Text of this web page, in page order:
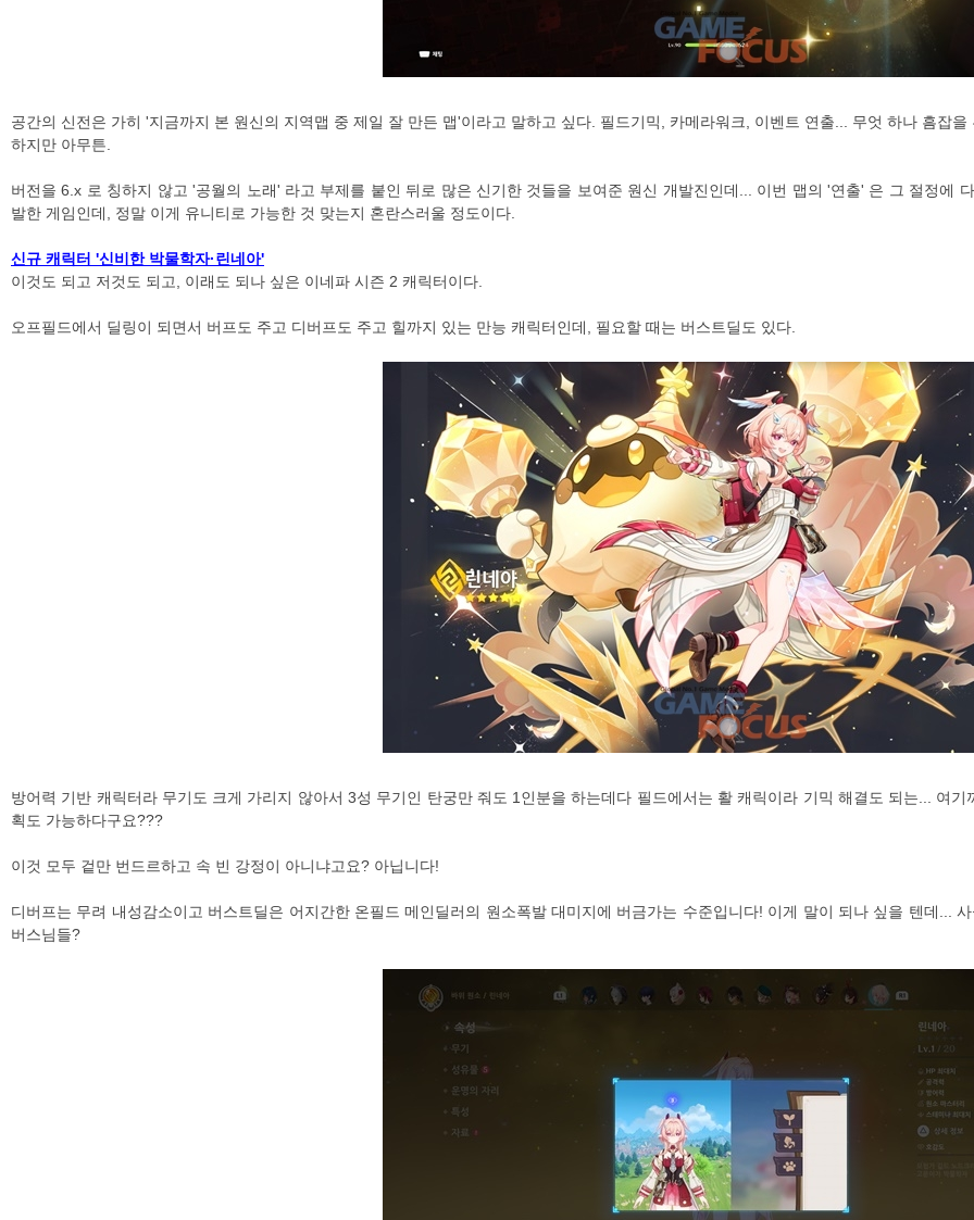
공간의 신전은 가히 '지금까지 본 원신의 지역맵 중 제일 잘 만든 맵'이라고 말하고 싶다. 필드기믹, 카메라워크, 이벤트 연출... 무엇 하나 흠잡
하지만 아무튼.
버전을 6.x 로 칭하지 않고 '공월의 노래' 라고 부제를 붙인 뒤로 많은 신기한 것들을 보여준 원신 개발진인데... 이번 맵의 '연출' 은 그 절정에
발한 게임인데, 정말 이게 유니티로 가능한 것 맞는지 혼란스러울 정도이다.
신규 캐릭터 '신비한 박물학자·린네아'
이것도 되고 저것도 되고, 이래도 되나 싶은 이네파 시즌 2 캐릭터이다.
오프필드에서 딜링이 되면서 버프도 주고 디버프도 주고 힐까지 있는 만능 캐릭터인데, 필요할 때는 버스트딜도 있다.
방어력 기반 캐릭터라 무기도 크게 가리지 않아서 3성 무기인 탄궁만 줘도 1인분을 하는데다 필드에서는 활 캐릭이라 기믹 해결도 되는... 여
획도 가능하다구요???
이것 모두 겉만 번드르하고 속 빈 강정이 아니냐고요? 아닙니다!
디버프는 무려 내성감소이고 버스트딜은 어지간한 온필드 메인딜러의 원소폭발 대미지에 버금가는 수준입니다! 이게 말이 되나 싶을 텐데...
버스님들?